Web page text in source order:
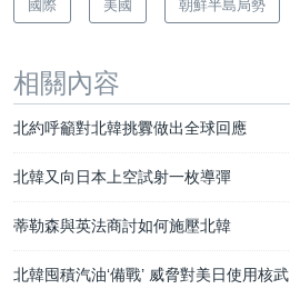
國際 美國 朝鮮半島局勢
相關內容
北約呼籲對北韓挑釁做出全球回應
北韓又向日本上空試射一枚導彈
蒂勒森與英法商討如何施壓北韓
北韓囤積汽油‘備戰’ 威脅對美日使用核武